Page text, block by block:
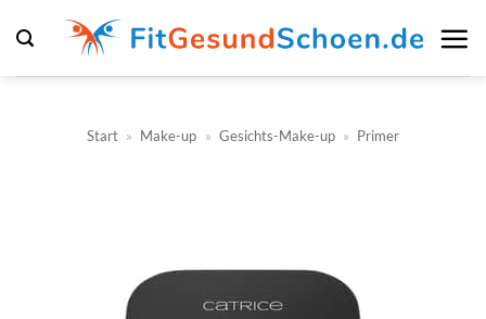
Inhalt
springen
Start » Make-up » Gesichts-Make-up » Primer